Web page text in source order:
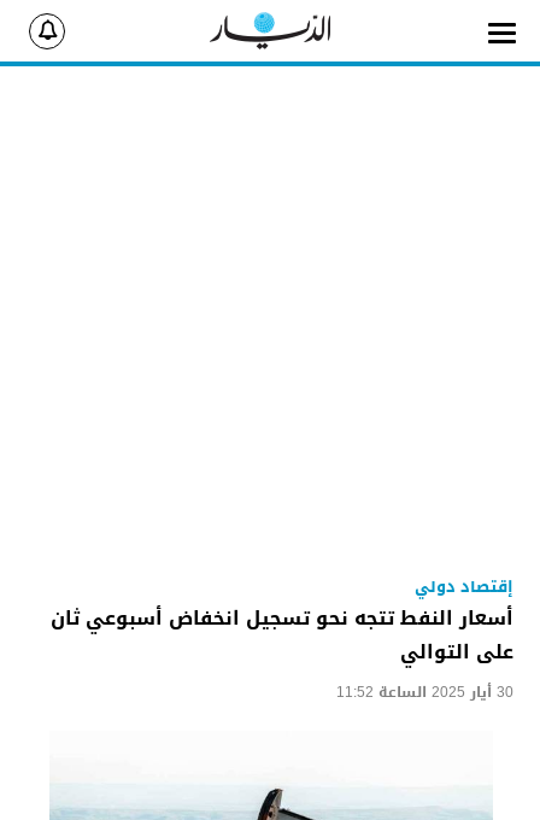
إقتصاد دولي
أسعار النفط تتجه نحو تسجيل انخفاض أسبوعي ثان
على التوالي
30 أيار 2025 الساعة 11:52